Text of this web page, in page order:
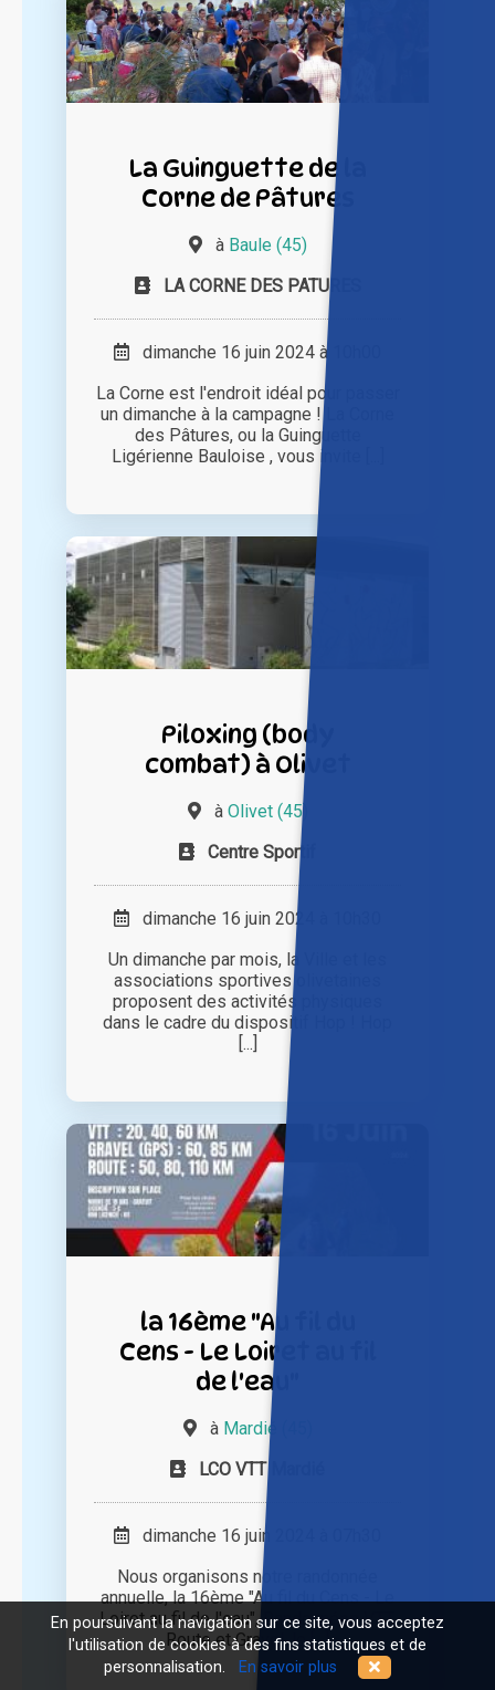
La Guinguette de la
Corne de Pâtures
à Baule (45)
LA CORNE DES PATURES
dimanche 16 juin 2024 à 10h00
La Corne est l'endroit idéal pour passer
un dimanche à la campagne ! La Corne
des Pâtures, ou la Guinguette
Ligérienne Bauloise , vous invite [...]
Piloxing (body
combat) à Olivet
à Olivet (45)
Centre Sportif
dimanche 16 juin 2024 à 10h30
Un dimanche par mois, la Ville et les
associations sportives olivetaines
proposent des activités physiques
dans le cadre du dispositif Hop ! Hop
[...]
la 16ème "Au fil du
Cens - Le Loiret au fil
de l'eau"
à Mardié (45)
LCO VTT Mardié
dimanche 16 juin 2024 à 07h30
Nous organisons notre randonnée
annuelle, la 16ème "Au fil du Cens - Le
Loiret au fil de l'eau", Randonnées VTT,
Route et Gravel, le [...]
En poursuivant la navigation sur ce site, vous acceptez
l'utilisation de cookies à des fins statistiques et de
personnalisation.
En savoir plus